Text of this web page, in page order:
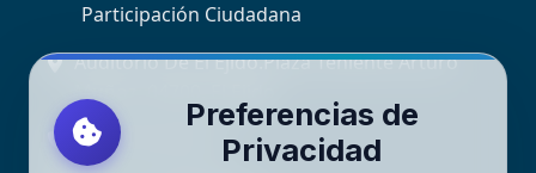
Participación Ciudadana
Auditorio De El Ejido.Plaza Teniente Arturo
+34 950 48 98 18
Preferencias de
Privacidad